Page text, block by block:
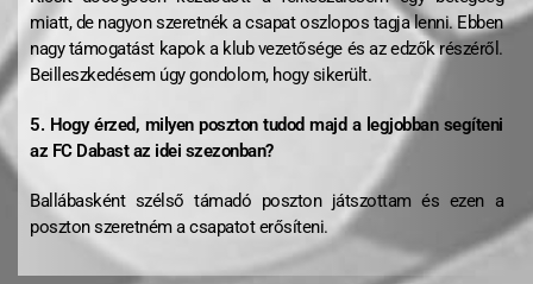
miatt, de nagyon szeretnék a csapat oszlopos tagja lenni. Ebben
nagy támogatást kapok a klub vezetősége és az edzők részéről.
Beilleszkedésem úgy gondolom, hogy sikerült.
5. Hogy érzed, milyen poszton tudod majd a legjobban segíteni
az FC Dabast az idei szezonban?
Ballábasként szélső támadó poszton játszottam és ezen a
poszton szeretném a csapatot erősíteni.